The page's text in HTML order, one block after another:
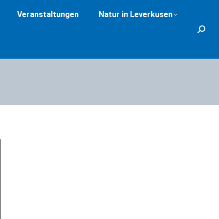
Veranstaltungen Natur in Leverkusen